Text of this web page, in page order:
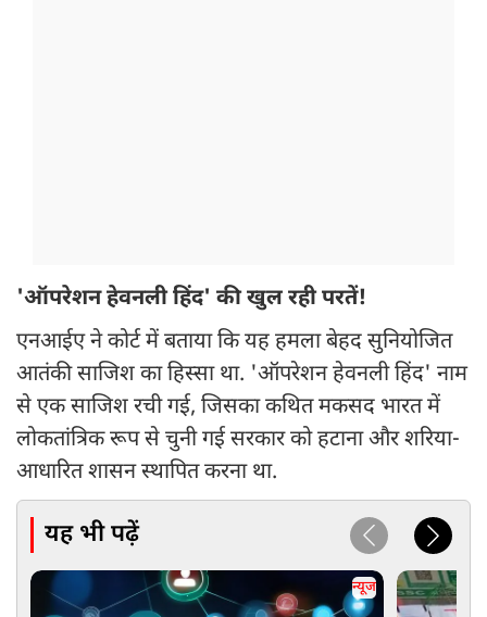
'ऑपरेशन हेवनली हिंद' की खुल रही परतें!
एनआईए ने कोर्ट में बताया कि यह हमला बेहद सुनियोजित
आतंकी साजिश का हिस्सा था. 'ऑपरेशन हेवनली हिंद' नाम
से एक साजिश रची गई, जिसका कथित मकसद भारत में
लोकतांत्रिक रूप से चुनी गई सरकार को हटाना और शरिया-
आधारित शासन स्थापित करना था.
यह भी पढ़ें
न्यूज